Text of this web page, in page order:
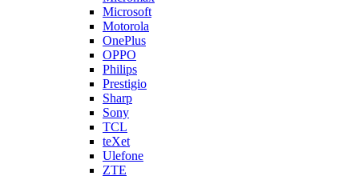
Microsoft
Motorola
OnePlus
OPPO
Philips
Prestigio
Sharp
Sony
TCL
teXet
Ulefone
ZTE